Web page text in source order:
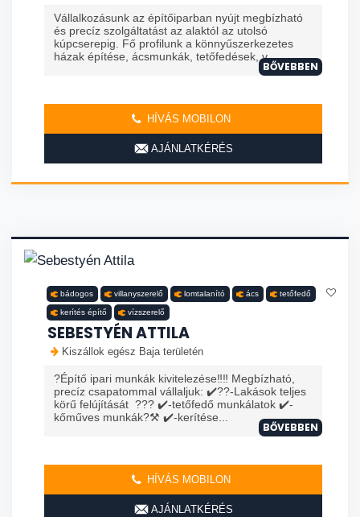
Vállalkozásunk az építőiparban nyújt megbízható
és precíz szolgáltatást az alaktól az utolsó
kúpcserepig. Fő profilunk a könnyűszerkezetes
házak építése, ácsmunkák, tetőfedések, v...
BŐVEBBEN
HÍVÁS MOBILON
AJÁNLATKÉRÉS
bádogos villanyszerelő lomtalanító ács tetőfedő
kerítés építő vízszerelő
SEBESTYÉN ATTILA
Kiszállok egész Baja területén
?Építő ipari munkák kivitelezése‼️‼️ Megbízható,
precíz csapatommal vállaljuk: ✔️?️?️-Lakások teljes
körű felújítását ??? ✔️-tetőfedő munkálatok ✔️-
kőműves munkák?⚒️ ✔️-kerítése...
BŐVEBBEN
HÍVÁS MOBILON
AJÁNLATKÉRÉS